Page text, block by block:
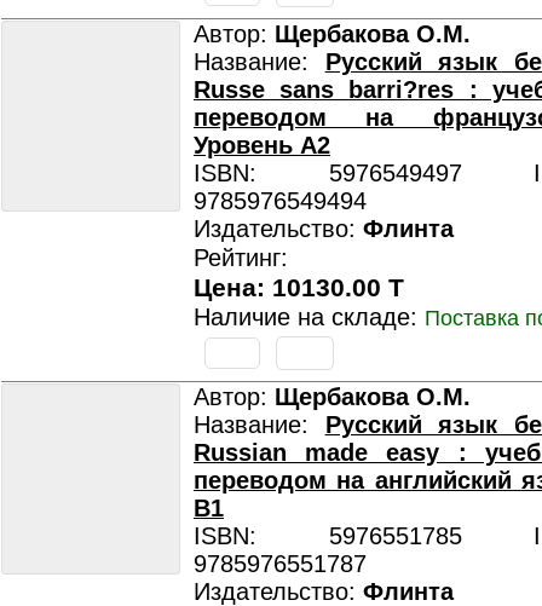
Автор: Щербакова О.М.
Название: Русский язык
Russe sans barri?res :
переводом на
Уровень А2
ISBN: 5976549497
9785976549494
Издательство: Флинта
Рейтинг:
Цена: 10130.00 T
Наличие на складе: Поставка
Автор: Щербакова О.М.
Название: Русский язык
Russian made easy :
переводом на английский
B1
ISBN: 5976551785
9785976551787
Издательство: Флинта